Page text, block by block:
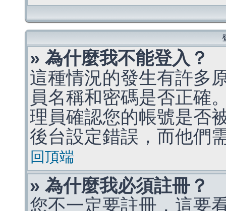
» 為什麼我不能登入？
這種情況的發生有許多
員名稱和密碼是否正確
理員確認您的帳號是否
後台設定錯誤，而他們
回頂端
» 為什麼我必須註冊？
您不一定要註冊，這要